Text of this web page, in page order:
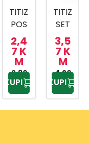
TITIZ
POS
UDA
ZA
BEBI
HRA
NU
500
ML
2,4
7 K
M
2,90
KM
KUPI
TITIZ
SET
ZA
SLAD
OLED
AP-
9425
3,5
7 K
M
4,20
KM
KUPI